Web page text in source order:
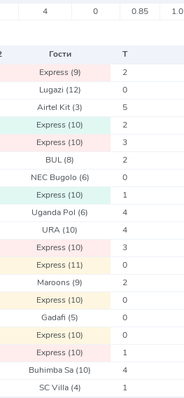
4 0 0.85
Гости Т
Express (9) 2
Lugazi (12) 0
Airtel Kit (3) 5
Express (10) 2
Express (10) 3
BUL(8) 2
NEC Bugolo (6) 0
Express (10) 1
Uganda Pol (6) 4
URA (10) 4
Express (10) 3
Express (11) 0
Maroons (9) 2
Express (10) 0
Gadafi (5) 0
Express (10) 0
Express (10) 1
Buhimba Sa (10) 4
SC Villa (4) 1